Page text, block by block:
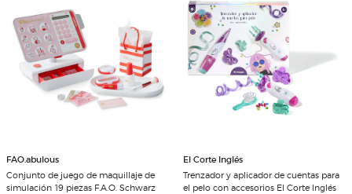
FAO.abulous
Conjunto de juego de maquillaje de
simulación 19 piezas F.A.O. Schwarz
El Corte Inglés
Trenzador y aplicador de cuentas para
el pelo con accesorios El Corte Inglés